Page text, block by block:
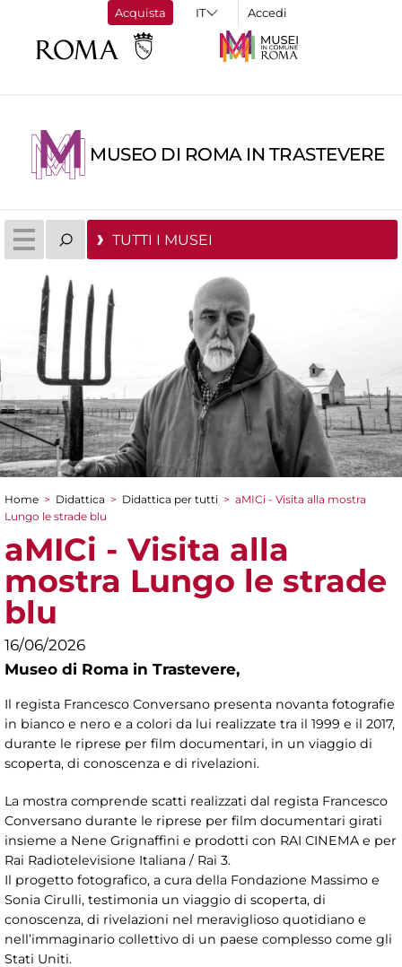
Acquista Accedi
MUSEO DI ROMA IN TRASTEVERE
TUTTI I MUSEI
Tu sei qui
Home > Didattica > Didattica per tutti > aMICi - Visita alla mostra
Lungo le strade blu
aMICi - Visita alla
mostra Lungo le strade
blu
16/06/2026
Museo di Roma in Trastevere,
Il regista Francesco Conversano presenta novanta fotografie
in bianco e nero e a colori da lui realizzate tra il 1999 e il 2017,
durante le riprese per film documentari, in un viaggio di
scoperta, di conoscenza e di rivelazioni.
La mostra comprende scatti realizzati dal regista Francesco
Conversano durante le riprese per film documentari girati
insieme a Nene Grignaffini e prodotti con RAI CINEMA e per
Rai Radiotelevisione Italiana / Rai 3.
Il progetto fotografico, a cura della Fondazione Massimo e
Sonia Cirulli, testimonia un viaggio di scoperta, di
conoscenza, di rivelazioni nel meraviglioso quotidiano e
nell’immaginario collettivo di un paese complesso come gli
Stati Uniti.